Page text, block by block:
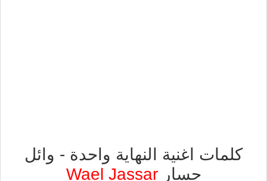
كلمات اغنية النهاية واحدة - وائل
جسارWael Jassar